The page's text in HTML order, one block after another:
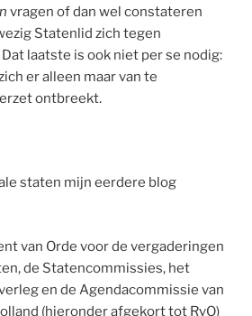
vragen of dan wel constateren
Statenlid zich tegen
laatste is ook niet per se nodig:
er alleen maar van te
ontbreekt.
staten mijn eerdere blog
van Orde voor de vergaderingen
de Statencommissies, het
en de Agendacommissie van
(hieronder afgekort tot RvO)